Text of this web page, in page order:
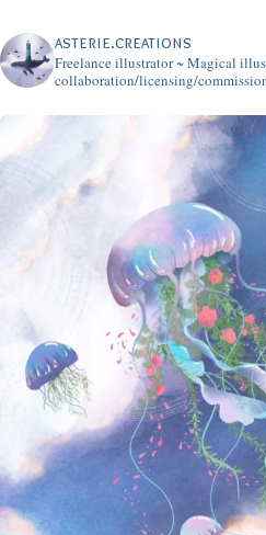
asterie.creations
Freelance illustrator ~ Magical
collaboration/licensing/